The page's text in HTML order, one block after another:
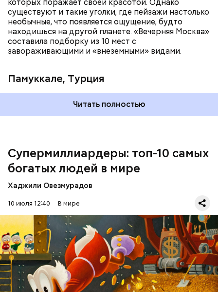
которых поражает своей красотой. Однако
существуют и такие уголки, где пейзажи настолько
необычные, что появляется ощущение, будто
находишься на другой планете. «Вечерняя Москва»
составила подборку из 10 мест с
завораживающими и «внеземными» видами.
Памуккале, Турция
Читать полностью
Супермиллиардеры: топ-10 самых
богатых людей в мире
Хаджили Овезмурадов
10 июля 12:40 В мире
Амансио Ортега — испанский бизнесмен, который
собственную компанию Inditex, владеющую
многими всемирно известными брендами одежды.
Первоначально это была сеть магазинов Zara,
которая по задумке делала качественную и
стильную одежду по доступным ценам.
Подход Ортеги окупил себя, и Zara со временем
стала популярна во всей Европе и США, а потом и
Pull&Bear, Massimo Dutti, Bershka, Stradivarius и
другие популярные бренды. Бизнесмен сейчас на
пенсии, но при этом продолжает контролировать
акции своей компании. Его состояние оценивается